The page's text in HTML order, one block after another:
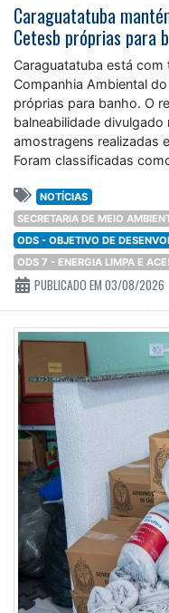
Caraguatatuba
Cetesb próprias para
Caraguatatuba está
Companhia Ambiental
próprias para banho. O
balneabilidade
amostragens realizadas
Foram classificadas
NOTÍCIAS
SECRETARIA DE MEIO
ODS - OBJETIVO DE
ODS 7 - ENERGIA LIMPA E
PUBLICADO EM 03/08/2026